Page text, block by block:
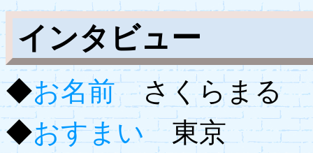
インタビュー
◆お名前さくらまる
◆おすまい東京